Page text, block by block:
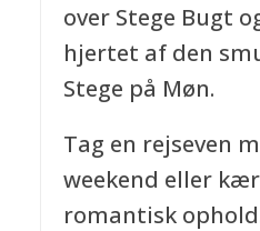
over Stege Bugt
hjertet af den
Stege på Møn.
Tag en rejseven
weekend eller
romantisk